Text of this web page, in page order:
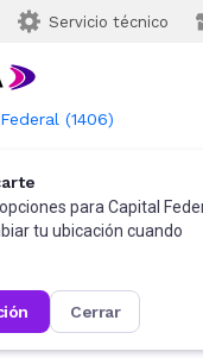
Servicio técnico
(1406)
para Capital
tu ubicación cuando
cerrar